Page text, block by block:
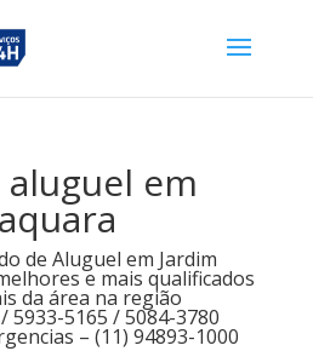
em
de Aluguel em Jardim
e mais qualificados
da área na região
5933-5165 / 5084-3780
– (11) 94893-1000